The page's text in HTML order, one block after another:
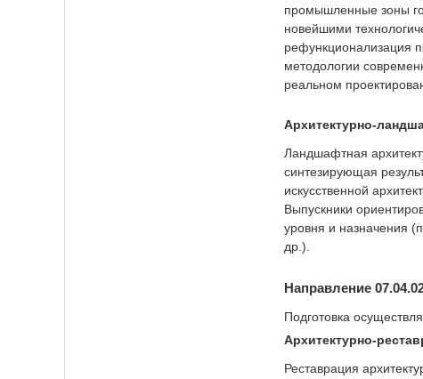
промышленные зоны
новейшими
рефункционализация
методологии
реальном
Архитектурно-
Ландшафтная
синтезирующая
искусственной
Выпускники
уровня и назначения
др.).
Направление
Подготовка
Архитектурно-
Реставрация